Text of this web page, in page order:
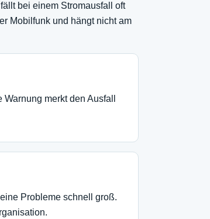
bei einem Stromausfall oft
Mobilfunk und hängt nicht am
merkt den Ausfall
Probleme schnell groß.